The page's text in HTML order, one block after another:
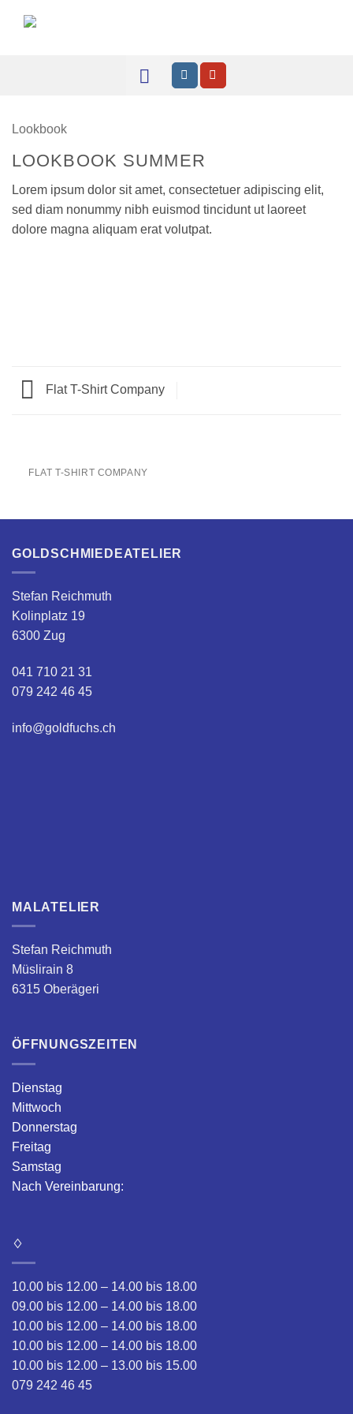
Inhalt
Lookbook
LOOKBOOK SUMMER
Lorem ipsum dolor sit amet, consectetuer adipiscing elit,
sed diam nonummy nibh euismod tincidunt ut laoreet
dolore magna aliquam erat volutpat.
Flat T-Shirt Company
FLAT T-SHIRT COMPANY
GOLDSCHMIEDEATELIER
Stefan Reichmuth
Kolinplatz 19
6300 Zug
041 710 21 31
079 242 46 45
info@goldfuchs.ch
MAL­­ATELIER
Stefan Reichmuth
Müslirain 8
6315 Oberägeri
ÖFFNUNGSZEITEN
Dienstag
Mittwoch
Donnerstag
Freitag
Samstag
Nach Vereinbarung:
♢
10.00 bis 12.00 – 14.00 bis 18.00
09.00 bis 12.00 – 14.00 bis 18.00
10.00 bis 12.00 – 14.00 bis 18.00
10.00 bis 12.00 – 14.00 bis 18.00
10.00 bis 12.00 – 13.00 bis 15.00
079 242 46 45